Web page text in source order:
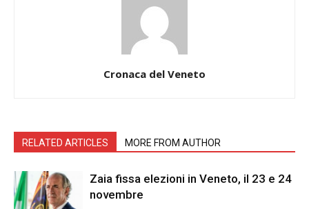
Cronaca del Veneto
RELATED ARTICLES MORE FROM AUTHOR
Zaia fissa elezioni in Veneto, il 23 e 24
novembre